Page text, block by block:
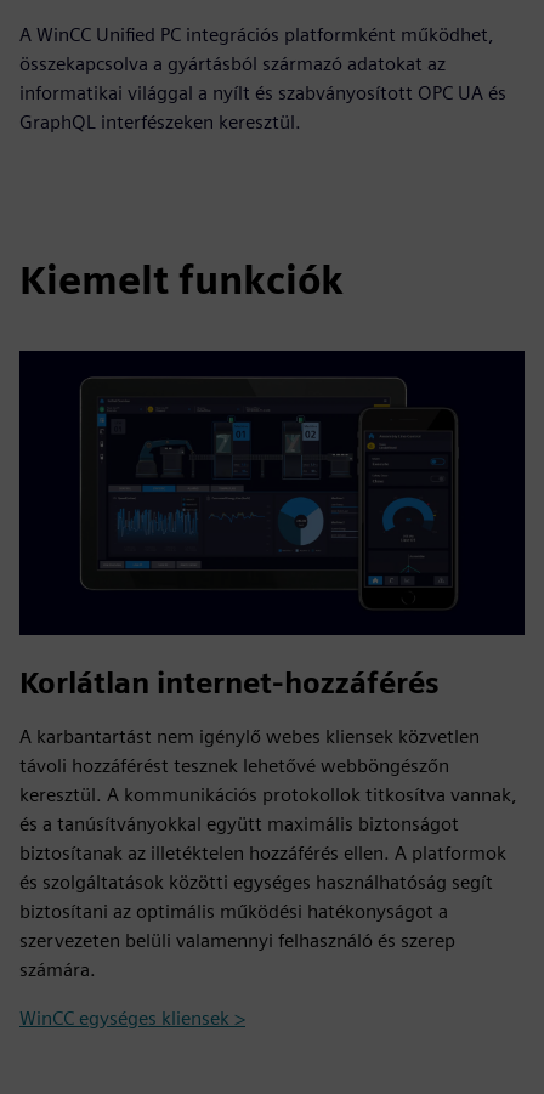
A WinCC Unified PC integrációs platformként működhet,
összekapcsolva a gyártásból származó adatokat az
informatikai világgal a nyílt és szabványosított OPC UA és
GraphQL interfészeken keresztül.
Kiemelt funkciók
Korlátlan internet-hozzáférés
A karbantartást nem igénylő webes kliensek közvetlen
távoli hozzáférést tesznek lehetővé webböngészőn
keresztül. A kommunikációs protokollok titkosítva vannak,
és a tanúsítványokkal együtt maximális biztonságot
biztosítanak az illetéktelen hozzáférés ellen. A platformok
és szolgáltatások közötti egységes használhatóság segít
biztosítani az optimális működési hatékonyságot a
szervezeten belüli valamennyi felhasználó és szerep
számára.
WinCC egységes kliensek >